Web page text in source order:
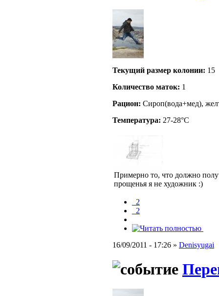
Текущий размер кoлонии: 15
Количество маток: 1
Рацион: Сироп(вода+мед),
Температура: 27-28°C
Примерно то, что должно
прощенья я не художник :)
_2
_2
16/09/2011 - 17:26 » Denisyugai